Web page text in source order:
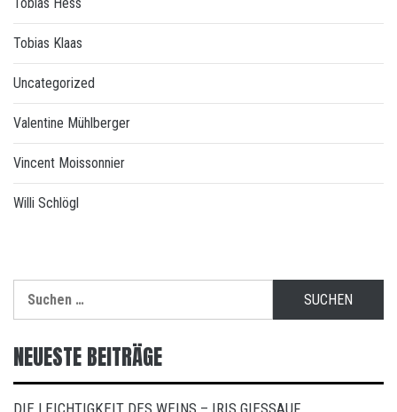
Tobias Klaas
Uncategorized
Valentine Mühlberger
Vincent Moissonnier
Willi Schlögl
nach:
NEUESTE BEITRÄGE